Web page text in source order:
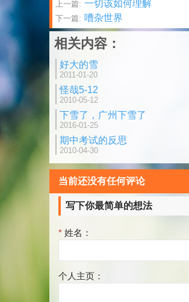
文
章
分
页
上一篇: 一切该如何理解
下一篇: 嘈杂世界
相关内容：
好大的雪
2011-01-20
怪哉5-12
2010-05-12
下雪了，广州下雪了
2016-01-25
期中考试的反思
2010-04-30
当前还没有任何评论
写下你最简单的想法
* 姓名：
个人主页：